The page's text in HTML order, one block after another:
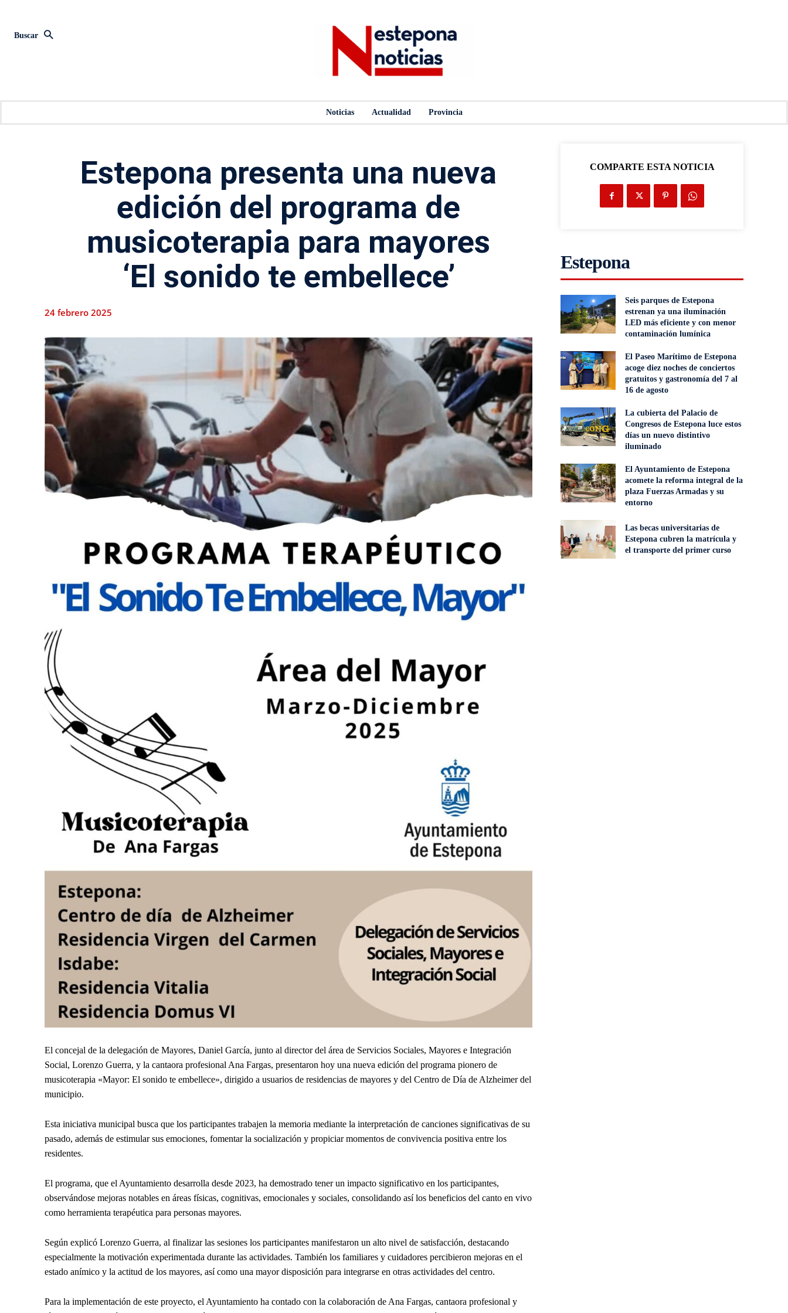
Buscar
Noticias Actualidad Provincia
Estepona presenta una nueva
edición del programa de
musicoterapia para mayores
‘El sonido te embellece’
24 febrero 2025
El concejal de la delegación de Mayores, Daniel García, junto al director del área de Servicios Sociales, Mayores e Integración
Social, Lorenzo Guerra, y la cantaora profesional Ana Fargas, presentaron hoy una nueva edición del programa pionero de
musicoterapia «Mayor: El sonido te embellece», dirigido a usuarios de residencias de mayores y del Centro de Día de Alzheimer del
municipio.
Esta iniciativa municipal busca que los participantes trabajen la memoria mediante la interpretación de canciones significativas de su
pasado, además de estimular sus emociones, fomentar la socialización y propiciar momentos de convivencia positiva entre los
residentes.
El programa, que el Ayuntamiento desarrolla desde 2023, ha demostrado tener un impacto significativo en los participantes,
observándose mejoras notables en áreas físicas, cognitivas, emocionales y sociales, consolidando así los beneficios del canto en vivo
como herramienta terapéutica para personas mayores.
Según explicó Lorenzo Guerra, al finalizar las sesiones los participantes manifestaron un alto nivel de satisfacción, destacando
especialmente la motivación experimentada durante las actividades. También los familiares y cuidadores percibieron mejoras en el
estado anímico y la actitud de los mayores, así como una mayor disposición para integrarse en otras actividades del centro.
Para la implementación de este proyecto, el Ayuntamiento ha contado con la colaboración de Ana Fargas, cantaora profesional y
COMPARTE ESTA NOTICIA
Estepona
Seis parques de Estepona
estrenan ya una iluminación
LED más eficiente y con menor
contaminación lumínica
El Paseo Marítimo de Estepona
acoge diez noches de conciertos
gratuitos y gastronomía del 7 al
16 de agosto
La cubierta del Palacio de
Congresos de Estepona luce estos
días un nuevo distintivo
iluminado
El Ayuntamiento de Estepona
acomete la reforma integral de la
plaza Fuerzas Armadas y su
entorno
Las becas universitarias de
Estepona cubren la matrícula y
el transporte del primer curso